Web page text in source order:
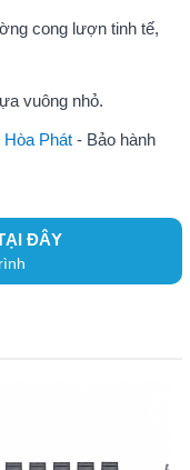
cong lượn tinh tế,
vuông nhỏ.
Hòa Phát- Bảo hành
ĐÂY